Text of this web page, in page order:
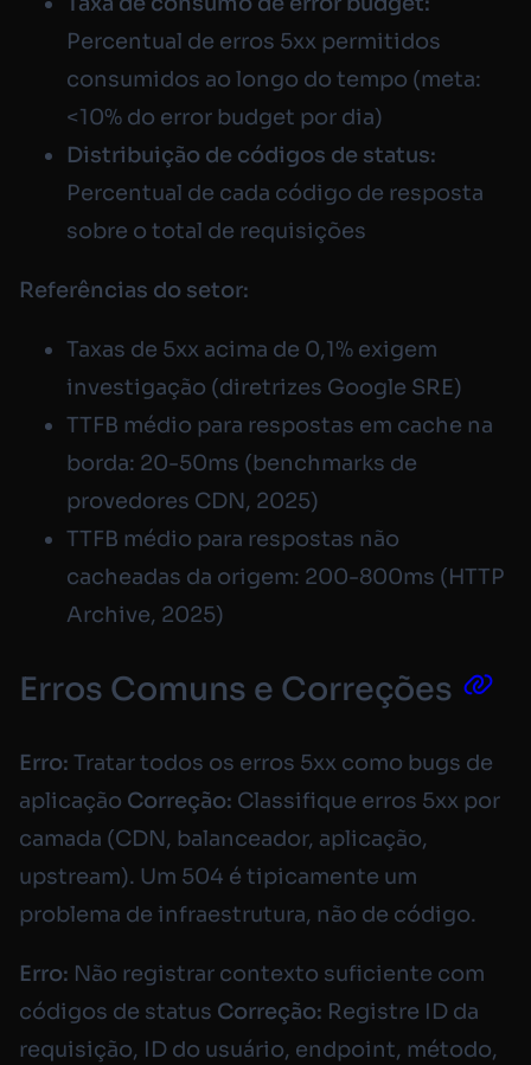
Percentual de erros 5xx permitidos
consumidos ao longo do tempo (meta:
<10% do error budget por dia)
Distribuição de códigos de status:
Percentual de cada código de resposta
sobre o total de requisições
Referências do setor:
Taxas de 5xx acima de 0,1% exigem
investigação (diretrizes Google SRE)
TTFB médio para respostas em cache na
borda: 20-50ms (benchmarks de
provedores CDN, 2025)
TTFB médio para respostas não
cacheadas da origem: 200-800ms (HTTP
Archive, 2025)
Erros Comuns e Correções
Erro: Tratar todos os erros 5xx como bugs de
aplicação Correção: Classifique erros 5xx por
camada (CDN, balanceador, aplicação,
upstream). Um 504 é tipicamente um
problema de infraestrutura, não de código.
Erro: Não registrar contexto suficiente com
códigos de status Correção: Registre ID da
requisição, ID do usuário, endpoint, método,